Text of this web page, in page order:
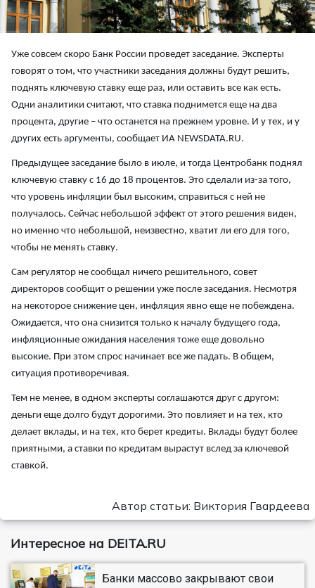
Уже совсем скоро Банк России проведет заседание. Эксперты
говорят о том, что участники заседания должны будут решить,
поднять ключевую ставку еще раз, или оставить все как есть.
Одни аналитики считают, что ставка поднимется еще на два
процента, другие – что останется на прежнем уровне. И у тех, и у
других есть аргументы, сообщает ИА NEWSDATA.RU.
Предыдущее заседание было в июле, и тогда Центробанк поднял
ключевую ставку с 16 до 18 процентов. Это сделали из-за того,
что уровень инфляции был высоким, справиться с ней не
получалось. Сейчас небольшой эффект от этого решения виден,
но именно что небольшой, неизвестно, хватит ли его для того,
чтобы не менять ставку.
Сам регулятор не сообщал ничего решительного, совет
директоров сообщит о решении уже после заседания. Несмотря
на некоторое снижение цен, инфляция явно еще не побеждена.
Ожидается, что она снизится только к началу будущего года,
инфляционные ожидания населения тоже еще довольно
высокие. При этом спрос начинает все же падать. В общем,
ситуация противоречивая.
Тем не менее, в одном эксперты соглашаются друг с другом:
деньги еще долго будут дорогими. Это повлияет и на тех, кто
делает вклады, и на тех, кто берет кредиты. Вклады будут более
приятными, а ставки по кредитам вырастут вслед за ключевой
ставкой.
Автор статьи: Виктория Гвардеева
Интересное на DEITA.RU
Банки массово закрывают свои